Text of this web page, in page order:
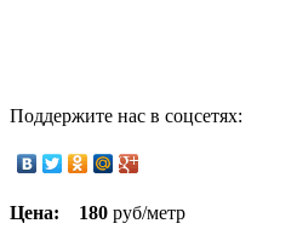
Поддержите нас в соцсетях:
Цена: 180 руб/метр